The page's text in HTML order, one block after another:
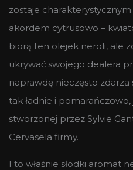
zostaje
akordem cytrusowo –
biorą ten olejek neroli, ale
ukrywać swojego dealera
naprawdę nieczęsto zdarza
tak ładnie i
stworzonej przez Sylvie
Cervasela firmy.
I to właśnie słodki aromat